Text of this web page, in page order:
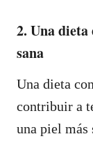
2. Una
sana
Una dieta
contribuir a
una piel más